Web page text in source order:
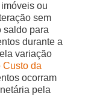
ou
sem
saldo para
durante a
variação
Custo da
ocorram
pela